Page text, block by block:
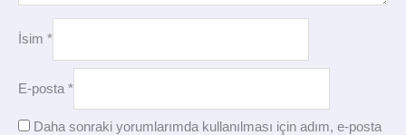
İsim *
E-posta *
Daha sonraki yorumlarımda kullanılması için adım, e-posta